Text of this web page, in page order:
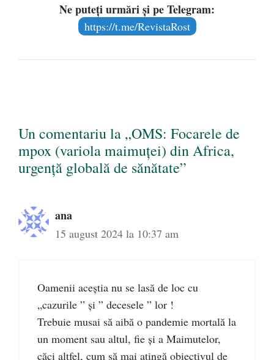
Ne puteți urmări și pe Telegram:
https://t.me/RevistaRost
Un comentariu la „OMS: Focarele de
mpox (variola maimuței) din Africa,
urgență globală de sănătate”
ana
15 august 2024 la 10:37 am
Oamenii aceștia nu se lasă de loc cu
„cazurile ” și ” decesele ” lor !
Trebuie musai să aibă o pandemie mortală la
un moment sau altul, fie și a Maimutelor,
căci altfel, cum să mai atingă obiectivul de